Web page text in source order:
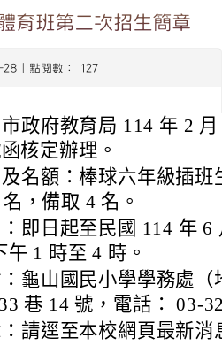
育班第二次招生簡章
| 點閱數： 127
政府教育局 114 年 2
核定辦理。
名額：棒球六年級插班
，備取 4 名。
即日起至民國 114 年
午 1 時至 4 時。
龜山國民小學學務處
巷 14 號，電話： 03-
請逕至本校網頁最新